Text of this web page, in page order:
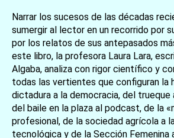
Narrar los sucesos de las décadas
sumergir al lector en un recorrido por
por los relatos de sus antepasados
este libro, la profesora Laura Lara,
Algaba, analiza con rigor científico y
todas las vertientes que configuran la
dictadura a la democracia, del trueque
del baile en la plaza al podcast, de la
profesional, de la sociedad agrícola a
tecnológica y de la Sección Femenina